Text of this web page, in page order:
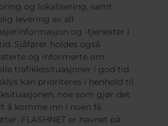
og lokalisering, samt
levering av all
og -tjenester i
Sjåfører holdes også
og informerte om
trafikkssituasjoner i god tid.
kan prioriteres i henhold til
noe som gjør det
å komme inn i noen få
FLASHNET er navnet på